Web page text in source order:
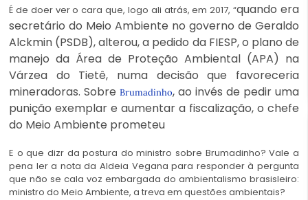
É de doer ver o cara que, logo ali atrás, em 2017, “quando era
secretário do Meio Ambiente no governo de Geraldo
Alckmin (PSDB), alterou, a pedido da FIESP, o plano de
manejo da Área de Proteção Ambiental (APA) na
Várzea do Tietê, numa decisão que favoreceria
mineradoras. Sobre Brumadinho, ao invés de pedir uma
punição exemplar e aumentar a fiscalização, o chefe
do Meio Ambiente prometeu
E o que dizr da postura do ministro sobre Brumadinho? Vale a
pena ler a nota da Aldeia Vegana para responder à pergunta
que não se cala voz embargada do ambientalismo brasisleiro:
ministro do Meio Ambiente, a treva em questões ambientais?